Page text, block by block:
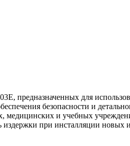
предназначенных для
безопасности и
медицинских и учебных
при инсталляции